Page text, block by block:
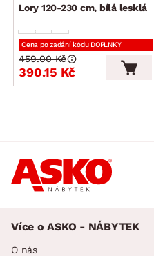
Lory 120-230 cm, bílá lesklá
Cena po zadání kódu DOPLNKY
390.15 Kč
459.00 Kč
Více o ASKO - NÁBYTEK
O nás